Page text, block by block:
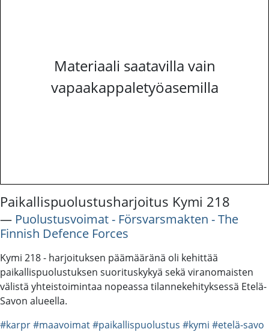
Materiaali saatavilla vain
vapaakappaletyöasemilla
Paikallispuolustusharjoitus Kymi 218
― Puolustusvoimat - Försvarsmakten - The
Finnish Defence Forces
Kymi 218 - harjoituksen päämääränä oli kehittää
paikallispuolustuksen suorituskykyä sekä viranomaisten
välistä yhteistoimintaa nopeassa tilannekehityksessä Etelä-
Savon alueella.
#karpr#maavoimat#paikallispuolustus #kymi #etelä-savo